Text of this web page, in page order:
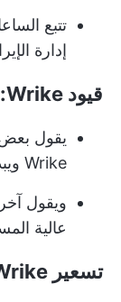
تتبع
إدارة
قيود Wrike:
يقول
Wrike ويبدو قديمًا
ويقول
عالية
تسعير Wrike: